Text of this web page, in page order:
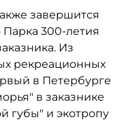
завершится
300-летия
Из
рекреационных
в Петербурге
в заказнике
губы" и экотропу